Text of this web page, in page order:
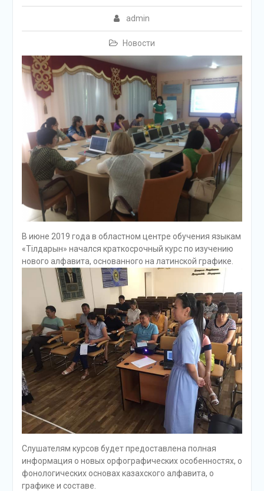
admin
Новости
В июне 2019 года в областном центре обучения языкам
«Тілдарын» начался краткосрочный курс по изучению
нового алфавита, основанного на латинской графике.
Слушателям курсов будет предоставлена полная
информация о новых орфографических особенностях, о
фонологических основах казахского алфавита, о
графике и составе.